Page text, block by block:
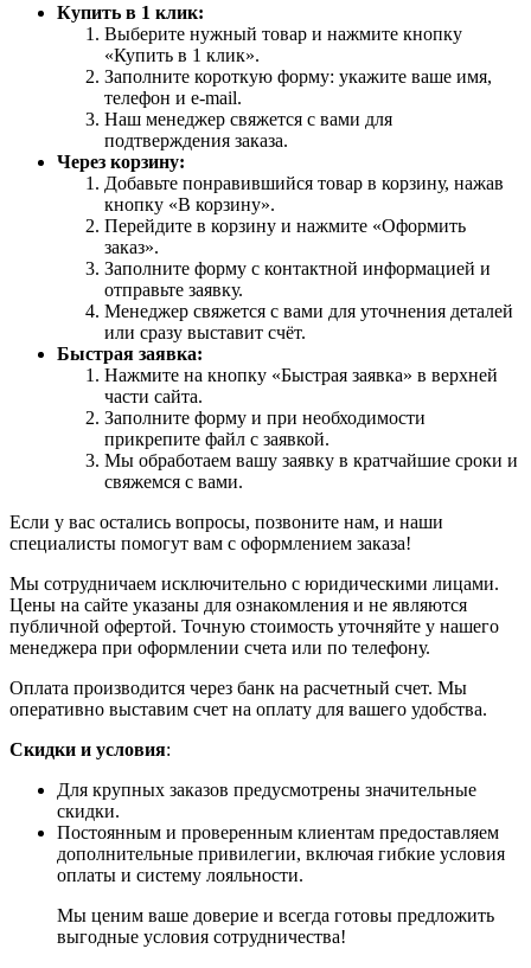
Купить в 1 клик:
Выберите нужный товар и нажмите кнопку
«Купить в 1 клик».
Заполните короткую форму: укажите ваше имя,
телефон и e-mail.
Наш менеджер свяжется с вами для
подтверждения заказа.
Через корзину:
Добавьте понравившийся товар в корзину, нажав
кнопку «В корзину».
Перейдите в корзину и нажмите «Оформить
заказ».
Заполните форму с контактной информацией и
отправьте заявку.
Менеджер свяжется с вами для уточнения деталей
или сразу выставит счёт.
Быстрая заявка:
Нажмите на кнопку «Быстрая заявка» в верхней
части сайта.
Заполните форму и при необходимости
прикрепите файл с заявкой.
Мы обработаем вашу заявку в кратчайшие сроки и
свяжемся с вами.
Если у вас остались вопросы, позвоните нам, и наши
специалисты помогут вам с оформлением заказа!
Мы сотрудничаем исключительно с юридическими лицами.
Цены на сайте указаны для ознакомления и не являются
публичной офертой. Точную стоимость уточняйте у нашего
менеджера при оформлении счета или по телефону.
Оплата производится через банк на расчетный счет. Мы
оперативно выставим счет на оплату для вашего удобства.
Скидки и условия:
Для крупных заказов предусмотрены значительные
скидки.
Постоянным и проверенным клиентам предоставляем
дополнительные привилегии, включая гибкие условия
оплаты и систему лояльности.
Мы ценим ваше доверие и всегда готовы предложить
выгодные условия сотрудничества!